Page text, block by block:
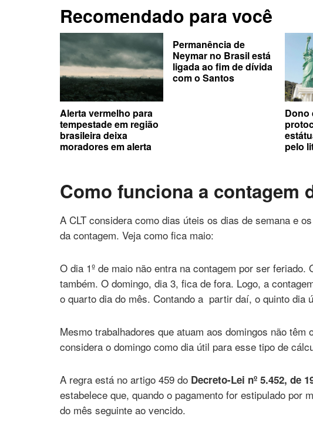
Recomendado para você
Alerta vermelho para
tempestade em região
brasileira deixa
moradores em alerta
Permanência de
Neymar no Brasil está
ligada ao fim de dívida
com o Santos
Dono
pelo
Como funciona a contagem
A CLT considera como dias úteis os dias de semana e
da contagem. Veja como fica maio:
O dia 1º de maio não entra na contagem por ser
também. O domingo, dia 3, fica de fora. Logo, a
o quarto dia do mês. Contando a partir daí, o quinto dia
Mesmo trabalhadores que atuam aos domingos não
considera o domingo como dia útil para esse tipo de
A regra está no artigo 459 do Decreto-Lei nº 5.452, de
estabelece que, quando o pagamento for estipulado por
do mês seguinte ao vencido.